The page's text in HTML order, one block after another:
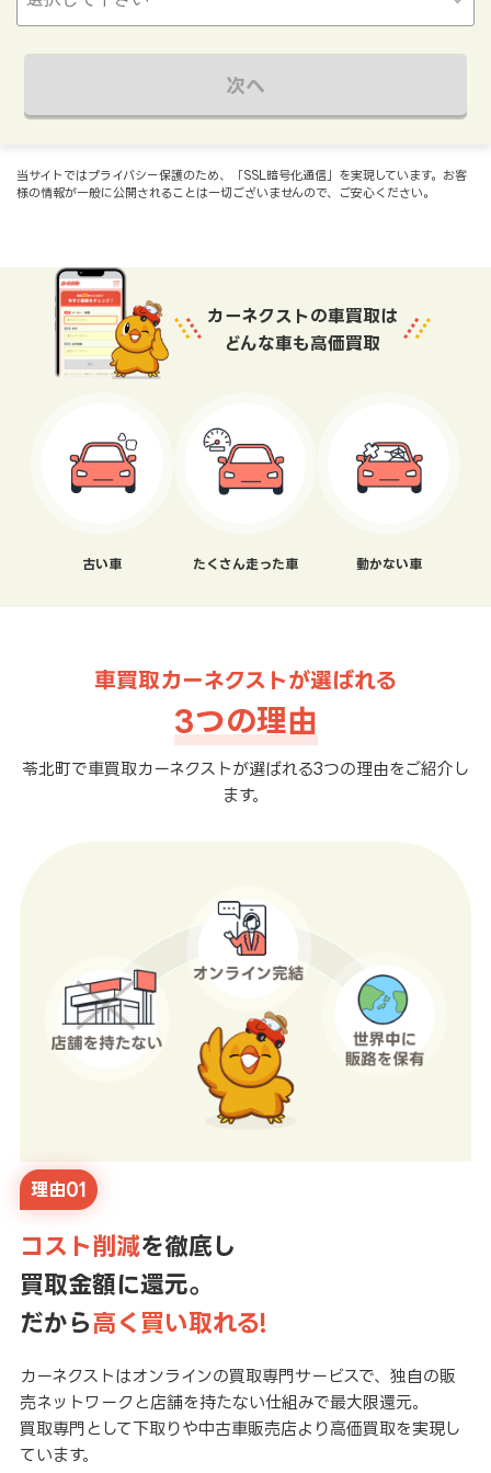
次へ
当サイトではプライバシー保護のため、「SSL暗号化通信」を実現しています。お客
様の情報が一般に公開されることは一切ございませんので、ご安心ください。
カーネクストの車買取は
どんな車も高価買取
古い車 たくさん走った車 動かない車
車買取カーネクストが選ばれる
3つの理由
苓北町で車買取カーネクストが選ばれる3つの理由をご紹介し
ます。
理由01
コスト削減を徹底し
買取金額に還元。
だから高く買い取れる!
カーネクストはオンラインの買取専門サービスで、独自の販
売ネットワークと店舗を持たない仕組みで最大限還元。
買取専門として下取りや中古車販売店より高価買取を実現し
ています。